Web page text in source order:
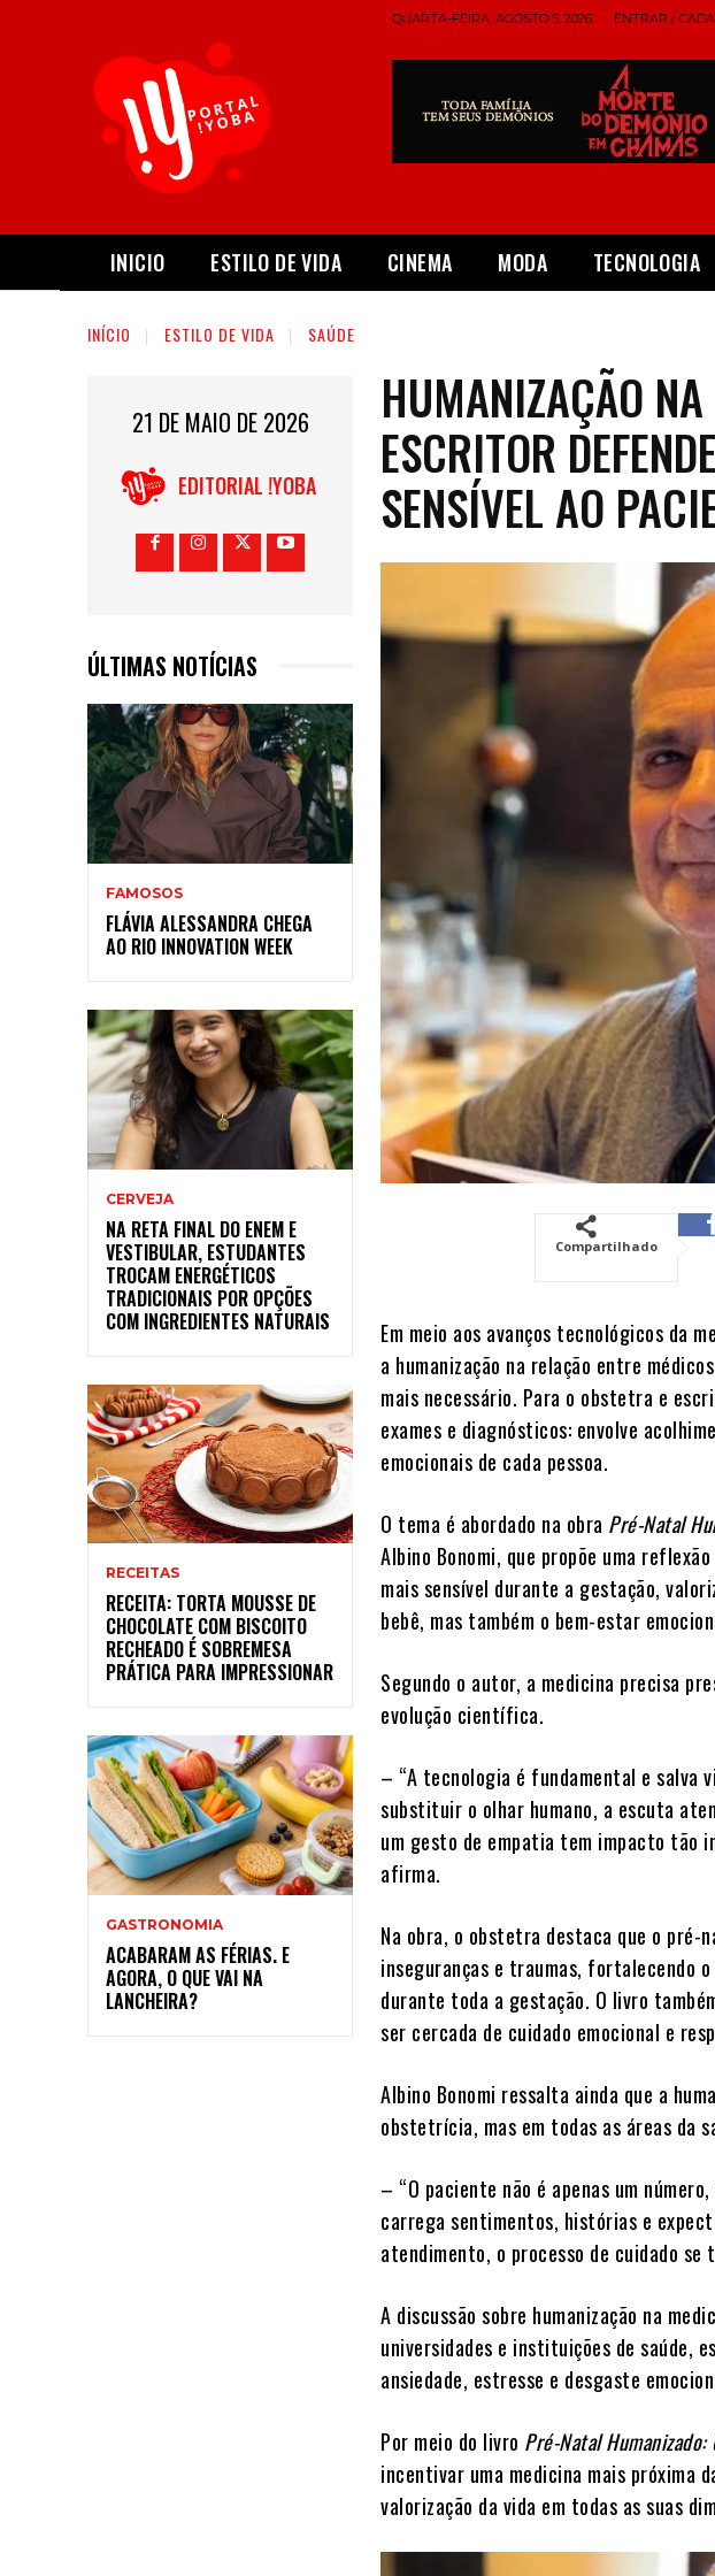
QUARTA-FEIRA, AGOSTO 5, 2026 ENTRAR /
INICIO ESTILO DE VIDA CINEMA MODA TECNOLOGIA
INÍCIO ESTILO DE VIDA SAÚDE
21 DE MAIO DE 2026
EDITORIAL !YOBA
ÚLTIMAS NOTÍCIAS
FAMOSOS
FLÁVIA ALESSANDRA CHEGA
AO RIO INNOVATION WEEK
CERVEJA
NA RETA FINAL DO ENEM E
VESTIBULAR, ESTUDANTES
TROCAM ENERGÉTICOS
TRADICIONAIS POR OPÇÕES
COM INGREDIENTES NATURAIS
RECEITAS
RECEITA: TORTA MOUSSE DE
CHOCOLATE COM BISCOITO
RECHEADO É SOBREMESA
PRÁTICA PARA IMPRESSIONAR
GASTRONOMIA
ACABARAM AS FÉRIAS. E
AGORA, O QUE VAI NA
LANCHEIRA?
HUMANIZAÇÃO
ESCRITOR
SENSÍVEL AO
Compartilhado
Em meio aos avanços tecnológicos da
a humanização na relação entre
mais necessário. Para o obstetra e
exames e diagnósticos: envolve
emocionais de cada pessoa.
O tema é abordado na obra Pré-Natal
Albino Bonomi, que propõe uma
mais sensível durante a gestação,
bebê, mas também o bem-estar
Segundo o autor, a medicina precisa
evolução científica.
– “A tecnologia é fundamental e salva
substituir o olhar humano, a escuta
um gesto de empatia tem impacto tão
afirma.
Na obra, o obstetra destaca que o pré-
inseguranças e traumas, fortalecendo
durante toda a gestação. O livro
ser cercada de cuidado emocional e
Albino Bonomi ressalta ainda que a
obstetrícia, mas em todas as áreas da
– “O paciente não é apenas um
carrega sentimentos, histórias e
atendimento, o processo de cuidado
A discussão sobre humanização na
universidades e instituições de saúde,
ansiedade, estresse e desgaste
Por meio do livro Pré-Natal
incentivar uma medicina mais próxima
valorização da vida em todas as suas